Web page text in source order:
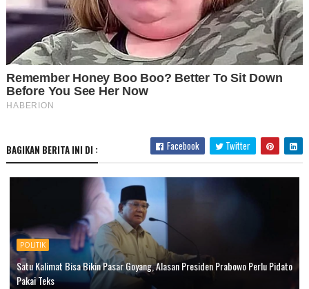
BAGIKAN BERITA INI DI : Facebook Twitter
POLITIK
Satu Kalimat Bisa Bikin Pasar Goyang, Alasan Presiden Prabowo Perlu Pidato
Pakai Teks